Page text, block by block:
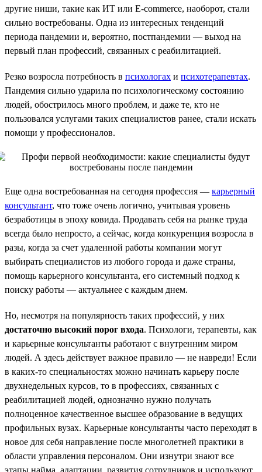
другие ниши, такие как ИТ или E-commerce, наоборот, стали
сильно востребованы. Одна из интересных тенденций
периода пандемии и, вероятно, постпандемии — выход на
первый план профессий, связанных с реабилитацией.
Резко возросла потребность в психологах и психотерапевтах.
Пандемия сильно ударила по психологическому состоянию
людей, обострилось много проблем, и даже те, кто не
пользовался услугами таких специалистов ранее, стали искать
помощи у профессионалов.
Еще одна востребованная на сегодня профессия — карьерный
консультант, что тоже очень логично, учитывая уровень
безработицы в эпоху ковида. Продавать себя на рынке труда
всегда было непросто, а сейчас, когда конкуренция возросла в
разы, когда за счет удаленной работы компании могут
выбирать специалистов из любого города и даже страны,
помощь карьерного консультанта, его системный подход к
поиску работы — актуальнее с каждым днем.
Но, несмотря на популярность таких профессий, у них
достаточно высокий порог входа. Психологи, терапевты, как
и карьерные консультанты работают с внутренним миром
людей. А здесь действует важное правило — не навреди! Если
в каких-то специальностях можно начинать карьеру после
двухнедельных курсов, то в профессиях, связанных с
реабилитацией людей, однозначно нужно получать
полноценное качественное высшее образование в ведущих
профильных вузах. Карьерные консультанты часто переходят в
новое для себя направление после многолетней практики в
области управления персоналом. Они изнутри знают все
этапы найма, адаптации, развития сотрудников и используют